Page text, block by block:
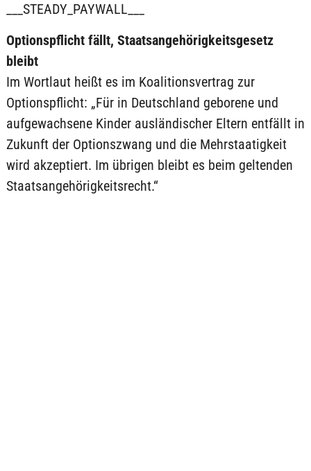
___STEADY_PAYWALL___
Optionspflicht fällt, Staatsangehörigkeitsgesetz
bleibt
Im Wortlaut heißt es im Koalitionsvertrag zur
Optionspflicht: „Für in Deutschland geborene und
aufgewachsene Kinder ausländischer Eltern entfällt in
Zukunft der Optionszwang und die Mehrstaatigkeit
wird akzeptiert. Im übrigen bleibt es beim geltenden
Staatsangehörigkeitsrecht.“